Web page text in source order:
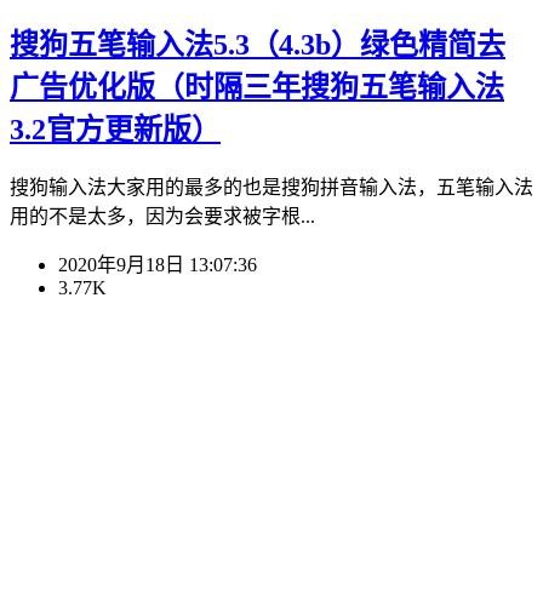
搜狗五笔输入法5.3（4.3b）绿色精简去
广告优化版（时隔三年搜狗五笔输入法
3.2官方更新版）
搜狗输入法大家用的最多的也是搜狗拼音输入法，五笔输入法
用的不是太多，因为会要求被字根...
2020年9月18日 13:07:36
3.77K